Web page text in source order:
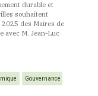
durable et
souhaitent
des Maires de
avec M. Jean-Luc
Gouvernance